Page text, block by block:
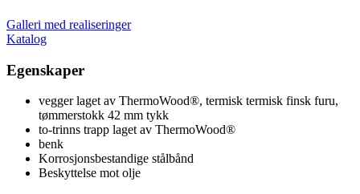
Galleri med realiseringer
Katalog
Egenskaper
vegger laget av ThermoWood®, termisk termisk finsk furu,
tømmerstokk 42 mm tykk
to-trinns trapp laget av ThermoWood®
benk
Korrosjonsbestandige stålbånd
Beskyttelse mot olje